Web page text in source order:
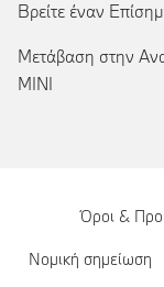
Βρείτε έναν
Μετάβαση στην
MINI
Όροι &
Νομική σημείωση